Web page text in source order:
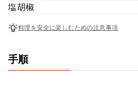
塩胡椒
料理を安全に楽しむための注意事項
手順